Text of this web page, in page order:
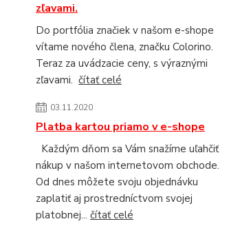
zľavami.
Do portfólia značiek v našom e-shope
vítame nového člena, značku Colorino.
Teraz za uvádzacie ceny, s výraznými
zľavami. čítať celé
03.11.2020
Platba kartou priamo v e-shope
Každým dňom sa Vám snažíme uľahčiť
nákup v našom internetovom obchode.
Od dnes môžete svoju objednávku
zaplatiť aj prostredníctvom svojej
platobnej... čítať celé